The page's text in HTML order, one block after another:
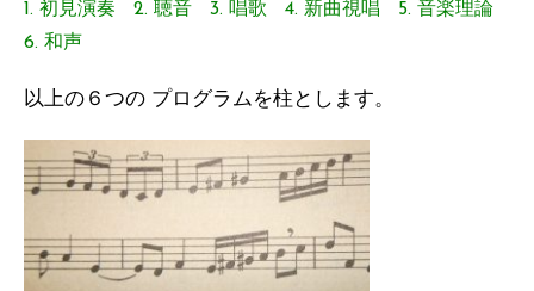
1. 初見演奏 2. 聴音 3. 唱歌 4. 新曲視唱 5. 音楽理論
6. 和声
以上の６つの プログラムを柱とします。